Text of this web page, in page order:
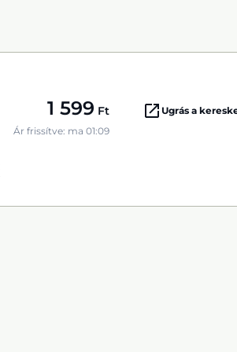
1 599 Ft
Ár frissítve: ma 01:09
Ugrás a